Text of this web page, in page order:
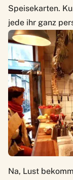
Speisekarten.
jede ihr ganz
Na, Lust